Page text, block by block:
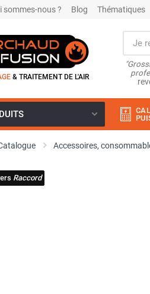
sommes-nous ? Blog Thématiques
& TRAITEMENT DE L'AIR
mobile résidentiel et
Accessoires,
Raccord